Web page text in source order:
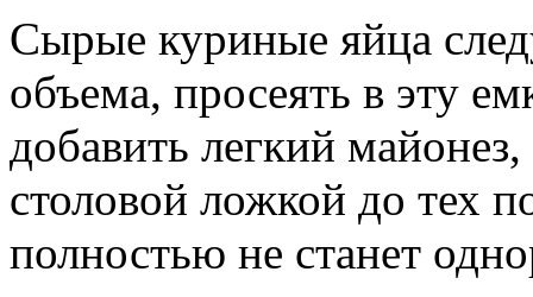
Сырые куриные яйца
объема, просеять в эту
добавить легкий
столовой ложкой до тех
полностью не станет